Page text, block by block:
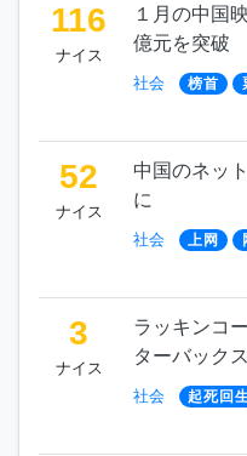
116
ナイス
１月の中国
億元を突破
社会 榜首
52
ナイス
中国のネッ
に
社会 上网
3
ナイス
ラッキンコ
ターバック
社会 起死回